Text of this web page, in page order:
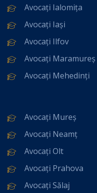
Avocați Ialomița
Avocați Iași
Avocați Ilfov
Avocați Maramureș
Avocați Mehedinți
Avocați Mureș
Avocați Neamț
Avocați Olt
Avocați Prahova
Avocați Sălaj